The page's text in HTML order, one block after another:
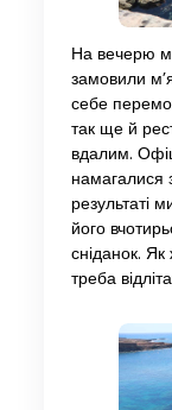
На вечерю
замовили
себе
так ще й
вдалим.
намагалися
результаті
його
сніданок.
треба